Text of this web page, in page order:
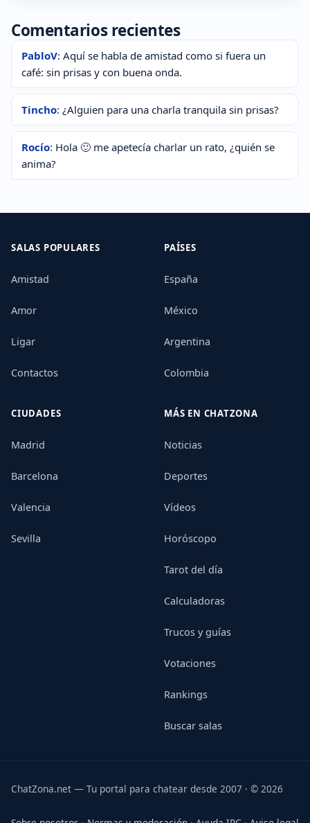
Comentarios recientes
PabloV: Aquí se habla de amistad como si fuera un
café: sin prisas y con buena onda.
Tincho: ¿Alguien para una charla tranquila sin prisas?
Rocío: Hola 🙂 me apetecía charlar un rato, ¿quién se
anima?
SALAS POPULARES
Amistad
Amor
Ligar
Contactos
PAÍSES
España
México
Argentina
Colombia
CIUDADES
Madrid
Barcelona
Valencia
Sevilla
MÁS EN CHATZONA
Noticias
Deportes
Vídeos
Horóscopo
Tarot del día
Calculadoras
Trucos y guías
Votaciones
Rankings
Buscar salas
ChatZona.net — Tu portal para chatear desde 2007 · © 2026